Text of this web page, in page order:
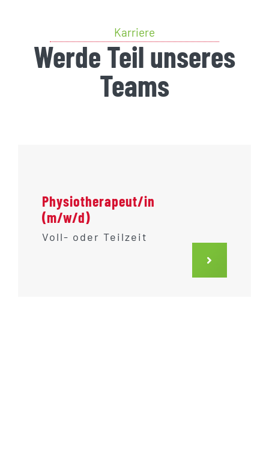
KONTAKT
Karriere
Werde Teil unseres
Teams
Physiotherapeut/in
(m/w/d)
Voll- oder Teilzeit